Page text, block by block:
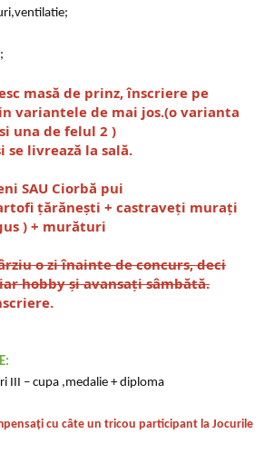
masă de prinz, înscriere pe
variantele de mai jos.(o varianta
una de felul 2 )
se livrează la sală.
SAU Ciorbă pui
țărănești + castraveți murați
) + murături
o zi înainte de concurs, deci
hobby și avansați sâmbătă.​
III – cupa ,medalie + diploma
cu câte un tricou participant la Jocurile